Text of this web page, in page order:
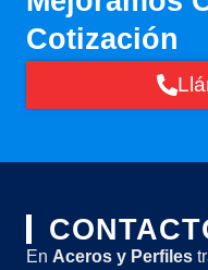
Cotización
En Aceros y Perfiles